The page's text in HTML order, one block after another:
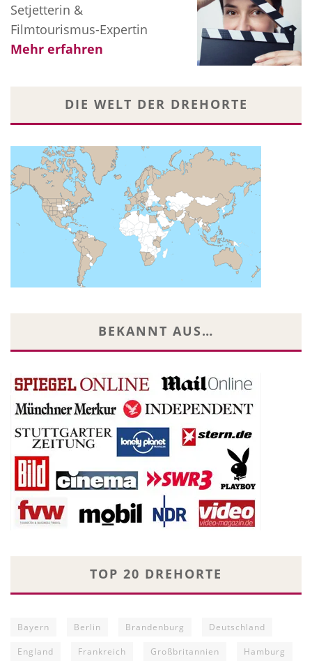
Setjetterin &
Filmtourismus-Expertin
Mehr erfahren
DIE WELT DER DREHORTE
BEKANNT AUS…
TOP 20 DREHORTE
Bayern Berlin Brandenburg Deutschland
England Frankreich Großbritannien Hamburg